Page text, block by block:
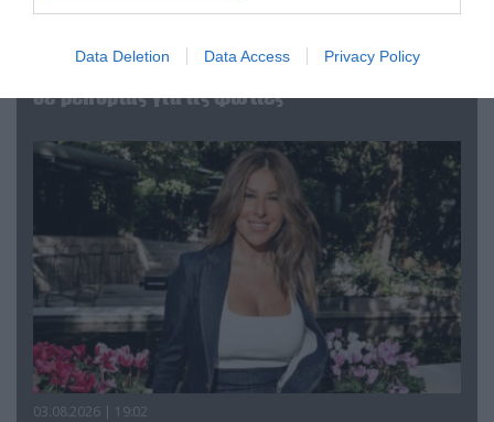
Data Deletion Data Access Privacy Policy
04.08.2026 | 12:02
O διευθυντής του OPEN προσπαθεί να τα
«μαζέψει» για τη δημοσιογράφο που γέλασε
σε ρεπορτάζ για τις φωτιές
03.08.2026 | 19:02